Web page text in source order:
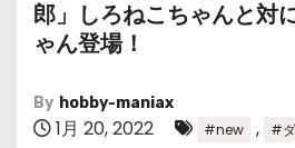
郎」しろねこちゃんと対
ゃん登場！
By hobby-maniax
1月 20, 2022 #new , #